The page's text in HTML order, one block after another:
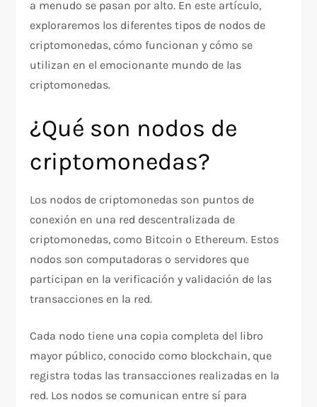
a menudo se pasan por alto. En este artículo,
exploraremos los diferentes tipos de nodos de
criptomonedas, cómo funcionan y cómo se
utilizan en el emocionante mundo de las
criptomonedas.
¿Qué son nodos de
criptomonedas?
Los nodos de criptomonedas son puntos de
conexión en una red descentralizada de
criptomonedas, como Bitcoin o Ethereum. Estos
nodos son computadoras o servidores que
participan en la verificación y validación de las
transacciones en la red.
Cada nodo tiene una copia completa del libro
mayor público, conocido como blockchain, que
registra todas las transacciones realizadas en la
red. Los nodos se comunican entre sí para